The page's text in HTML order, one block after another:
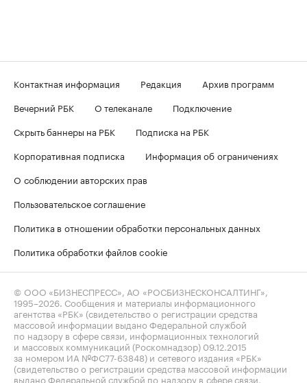
Контактная информация Редакция
Архив программ
Вечерний РБК
О телеканале
Подключение
Скрыть баннеры на РБК
Подписка на РБК
Корпоративная подписка
Информация об ограничениях
О соблюдении авторских прав
Пользовательское соглашение
Политика в отношении обработки персональных данных
Политика обработки файлов cookie
© ООО «БИЗНЕСПРЕСС», АО «РОСБИЗНЕСКОНСАЛТИНГ»,
1995–2026 . Сообщения и материалы информационного
агентства «РБК» (свидетельство о регистрации средства
массовой информации выдано Федеральной службой
по надзору в сфере связи, информационных технологий
и массовых коммуникаций (Роскомнадзор) 09.12.2015
за номером ИА №ФС77-63848) и сетевого издания «РБК»
(свидетельство о регистрации средства массовой информации
выдано Федеральной службой по надзору в сфере связи,